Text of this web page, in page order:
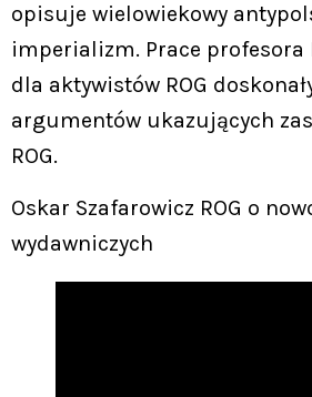
opisuje wielowiekowy
imperializm. Prace profesora
dla aktywistów ROG
argumentów ukazujących
ROG.
Oskar Szafarowicz ROG o
wydawniczych